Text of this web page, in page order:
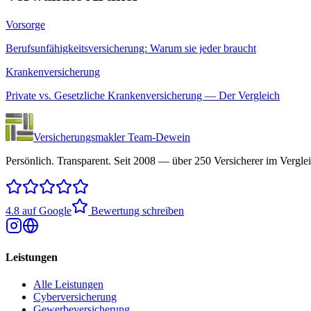
Vorsorge
Berufsunfähigkeitsversicherung: Warum sie jeder braucht
Krankenversicherung
Private vs. Gesetzliche Krankenversicherung — Der Vergleich
Versicherungsmakler Team-Dewein
Persönlich. Transparent. Seit 2008 — über 250 Versicherer im
4.8 auf Google Bewertung schreiben
Leistungen
Alle Leistungen
Cyberversicherung